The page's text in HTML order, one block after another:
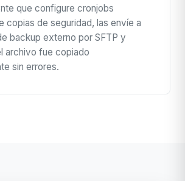
que configure cronjobs
copias de seguridad, las envíe a
backup externo por SFTP y
archivo fue copiado
sin errores.